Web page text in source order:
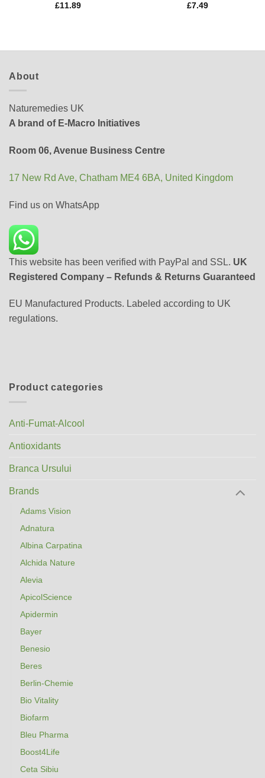
£11.89
£7.49
About
Naturemedies UK
A brand of E-Macro Initiatives
Room 06, Avenue Business Centre
17 New Rd Ave, Chatham ME4 6BA, United Kingdom
Find us on WhatsApp
This website has been verified with PayPal and SSL. UK
Registered Company – Refunds & Returns Guaranteed
EU Manufactured Products. Labeled according to UK
regulations.
Product categories
Anti-Fumat-Alcool
Antioxidants
Branca Ursului
Brands
Adams Vision
Adnatura
Albina Carpatina
Alchida Nature
Alevia
ApicolScience
Apidermin
Bayer
Benesio
Beres
Berlin-Chemie
Bio Vitality
Biofarm
Bleu Pharma
Boost4Life
Ceta Sibiu